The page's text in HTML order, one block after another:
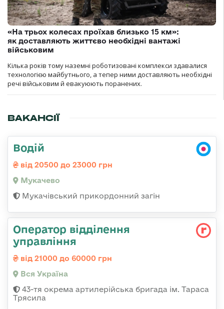
«На трьох колесах проїхав близько 15 км»:
як доставляють життєво необхідні вантажі
військовим
Кілька років тому наземні роботизовані комплекси здавалися
технологією майбутнього, а тепер ними доставляють необхідні
речі військовим й евакуюють поранених.
ВАКАНСІЇ
Водій
від 20500 до 23000 грн
Мукачево
Мукачівський прикордонний загін
Оператор відділення
управління
від 21000 до 60000 грн
Вся Україна
43-тя окрема артилерійська бригада ім. Тараса
Трясила